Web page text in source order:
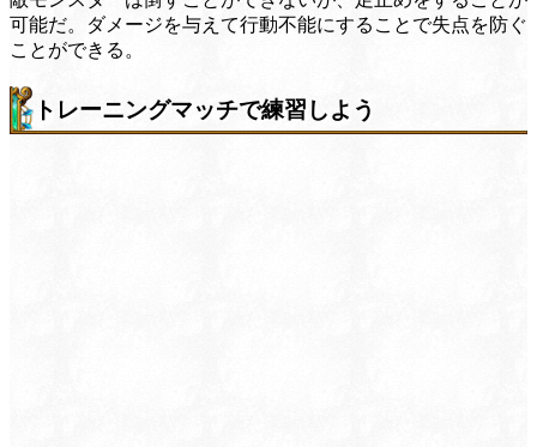
可能だ。ダメージを与えて行動不能にすることで失点を防ぐ
ことができる。
トレーニングマッチで練習しよう